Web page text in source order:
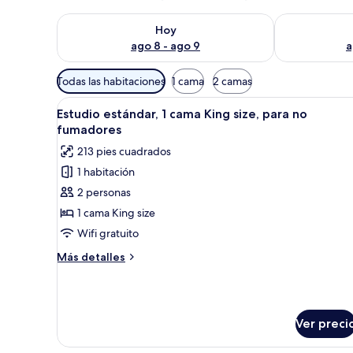
Hoy
ago 8 - ago 9
Consulta la disponibilidad para hoy ago 8 - ago 9
Consulta la
Filtros
disponibles
para
las
habitaciones
Todas las habitaciones 1 cama 2 camas
Abrir
todas
las
fotos
de
Estudio
estándar,
1
cama
King
fumadores
Una habitación de hotel con
5
Estudio estándar, 1 cama King size, para no
fumadores
213 pies cuadrados
1 habitación
2 personas
1 cama King size
Wifi gratuito
Más detalles
Más
cama
Ver